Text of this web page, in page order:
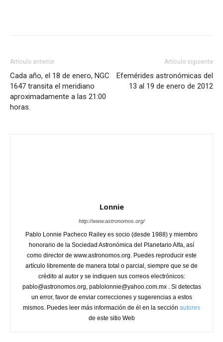
Artículo anterior
Cada año, el 18 de enero, NGC
1647 transita el meridiano
aproximadamente a las 21:00
horas.
Artículo siguiente
Efemérides astronómicas del
13 al 19 de enero de 2012
Lonnie
http://www.astronomos.org/
Pablo Lonnie Pacheco Railey es socio (desde 1988) y miembro
honorario de la Sociedad Astronómica del Planetario Alfa, así
como director de www.astronomos.org. Puedes reproducir este
artículo libremente de manera total o parcial, siempre que se de
crédito al autor y se indiquen sus correos electrónicos:
pablo@astronomos.org, pablolonnie@yahoo.com.mx . Si detectas
un error, favor de enviar correcciones y sugerencias a estos
mismos. Puedes leer más información de él en la sección autores
de este sitio Web